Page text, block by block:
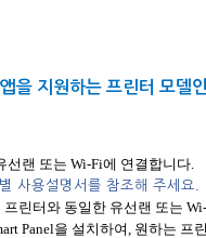
앱을 지원하는 프린터 모델
선랜 또는 Wi-Fi에 연결합니다.
사용설명서를 참조해 주세요.
린터와 동일한 유선랜 또는
Panel을 설치하여, 원하는 프